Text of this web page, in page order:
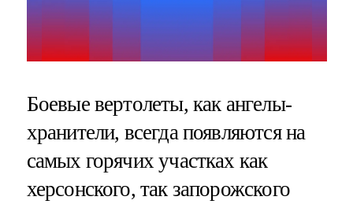
Боевые вертолеты, как ангелы-
хранители, всегда появляются на
самых горячих участках как
херсонского, так запорожского